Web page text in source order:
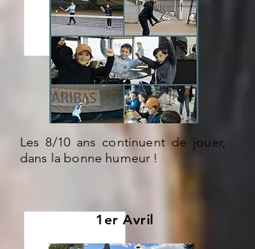
Les 8/10 ans continuent de jouer,
dans la bonne humeur !
1er Avril